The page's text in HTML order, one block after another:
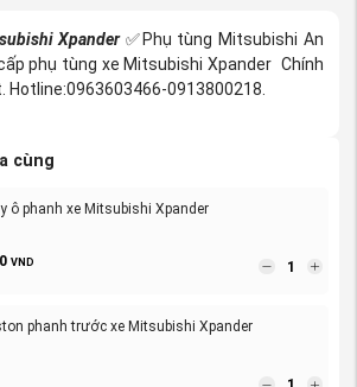
Xpander ✅ Phụ tùng Mitsubishi An
phụ tùng xe Mitsubishi Xpander Chính
Hotline:0963603466-0913800218.
cùng
ô phanh xe Mitsubishi Xpander
VND
phanh trước xe Mitsubishi Xpander